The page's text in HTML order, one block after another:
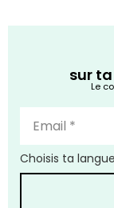
sur
Le
Choisis ta langue